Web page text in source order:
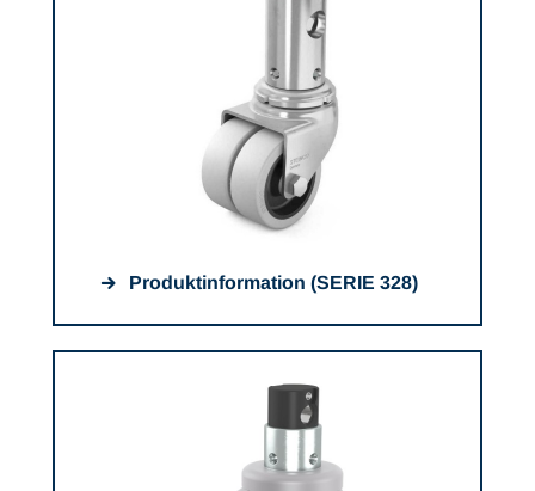
Produktinformation (SERIE 328)